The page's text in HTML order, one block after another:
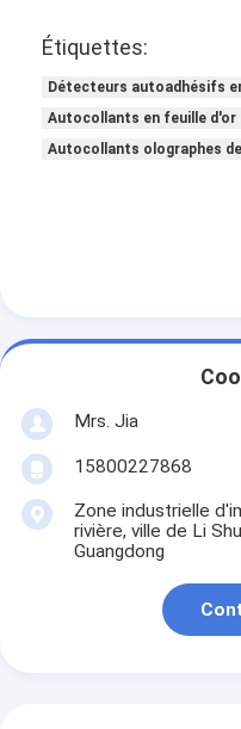
Étiquettes:
Détecteurs autoadhésifs
Autocollants en feuille
Autocollants olographes de
Mrs. Jia
15800227868
Zone industrielle
rivière, ville de Li
Guangdong